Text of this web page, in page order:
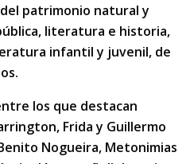
patrimonio natural y
literatura e historia,
infantil y juvenil, de
los que destacan
Frida y Guillermo
Nogueira, Metonimias